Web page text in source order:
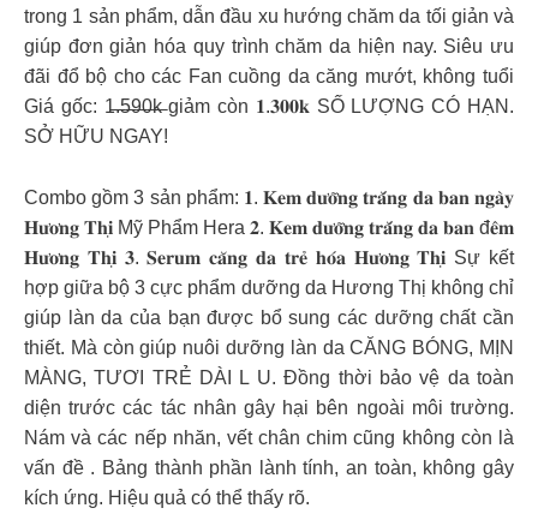
trong 1 sản phẩm, dẫn đầu xu hướng chăm da tối giản và
giúp đơn giản hóa quy trình chăm da hiện nay. Siêu ưu
đãi đổ bộ cho các Fan cuồng da căng mướt, không tuổi
Giá gốc: 1̶.̶5̶9̶0̶k̶ giảm còn 𝟏.𝟑𝟎𝟎𝐤 SỐ LƯỢNG CÓ HẠN.
SỞ HỮU NGAY!
Combo gồm 3 sản phẩm: 𝟏. 𝐊𝐞𝐦 𝐝𝐮̛𝐨̛̃𝐧𝐠 𝐭𝐫𝐚̆́𝐧𝐠 𝐝𝐚 𝐛𝐚𝐧 𝐧𝐠𝐚̀𝐲
𝐇𝐮̛𝐨̛𝐧𝐠 𝐓𝐡𝐢̣ Mỹ Phẩm Hera 𝟐. 𝐊𝐞𝐦 𝐝𝐮̛𝐨̛̃𝐧𝐠 𝐭𝐫𝐚̆́𝐧𝐠 𝐝𝐚 𝐛𝐚𝐧 đ𝐞̂𝐦
𝐇𝐮̛𝐨̛𝐧𝐠 𝐓𝐡𝐢̣ 𝟑. 𝐒𝐞𝐫𝐮𝐦 𝐜𝐚̆𝐧𝐠 𝐝𝐚 𝐭𝐫𝐞̉ 𝐡𝐨́𝐚 𝐇𝐮̛𝐨̛𝐧𝐠 𝐓𝐡𝐢̣ Sự kết
hợp giữa bộ 3 cực phẩm dưỡng da Hương Thị không chỉ
giúp làn da của bạn được bổ sung các dưỡng chất cần
thiết. Mà còn giúp nuôi dưỡng làn da CĂNG BÓNG, MỊN
MÀNG, TƯƠI TRẺ DÀI L U. Đồng thời bảo vệ da toàn
diện trước các tác nhân gây hại bên ngoài môi trường.
Nám và các nếp nhăn, vết chân chim cũng không còn là
vấn đề . Bảng thành phần lành tính, an toàn, không gây
kích ứng. Hiệu quả có thể thấy rõ.